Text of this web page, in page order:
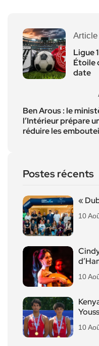
Ligue
Étoile
date
Ben Arous : le
l’Intérieur prépare
réduire les
Postes récents
«
10
10
10